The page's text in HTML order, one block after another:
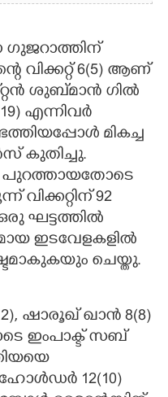
ഗുജറാത്തിന്
വിക്കറ്റ് 6(5) ആണ്
ശുബ്മാന്‍ ഗില്‍
എന്നിവര്‍
മികച്ച
കുതിച്ചു.
പുറത്തായതോടെ
വിക്കറ്റിന് 92
ഘട്ടത്തില്‍
ഇടവേളകളില്‍
ചെയ്തു.
ഷാരൂഖ് ഖാന്‍ 8(8)
ഇംപാക്ട് സബ്
12(10)